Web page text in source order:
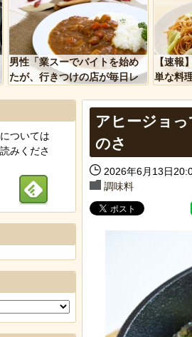
「アメリカの
「あなたはアメ
ヒーローのサ
【中国】パト
Powered by
男性「業スーでバイトを始め
たが、行きつけの店が毎日レ
【速報
単な料
アヒージョ
のさ
2026年6月13日
調味料
ついては
みくださ